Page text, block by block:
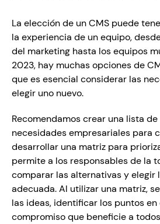
La elección de un CMS puede
la experiencia de un equipo,
del marketing hasta los equipos
2023, hay muchas opciones de
que es esencial considerar las
elegir uno nuevo.
Recomendamos crear una lista
necesidades empresariales para
desarrollar una matriz para
permite a los responsables de la
comparar las alternativas y elegir
adecuada. Al utilizar una matriz,
las ideas, identificar los puntos
compromiso que beneficie a